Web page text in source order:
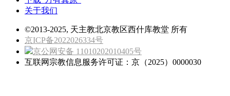
关于我们
©2013-2025, 天主教北京教区西什库教堂 所有
京ICP备2022026334号
京公网安备 11010202010405号
互联网宗教信息服务许可证：京（2025）0000030